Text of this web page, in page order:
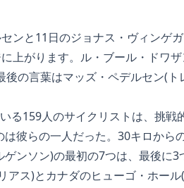
ンと11日のジョナス・ヴィンゲ
上がります。ル・ブール・ドワ
の言葉はマッズ・ペデルセン(ト
る159人のサイクリストは、挑戦
彼らの一人だった。30キロから
ンソン)の最初の7つは、最後に
ス)とカナダのヒューゴ・ホー